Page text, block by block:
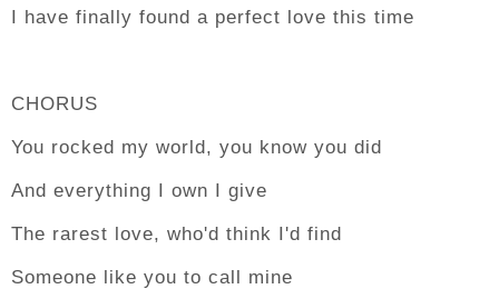
I have finally found a perfect love this time
CHORUS
You rocked my world, you know you did
And everything I own I give
The rarest love, who'd think I'd find
Someone like you to call mine